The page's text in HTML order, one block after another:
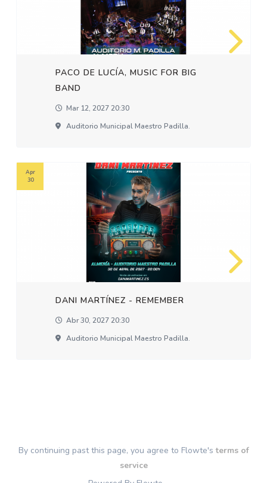
PACO DE LUCÍA, MUSIC FOR BIG
BAND
Mar 12, 2027 20:30
Auditorio Municipal Maestro Padilla.
DANI MARTÍNEZ - REMEMBER
Abr 30, 2027 20:30
Auditorio Municipal Maestro Padilla.
Apr
30
By continuing past this page, you agree to Flowte'sterms of
service